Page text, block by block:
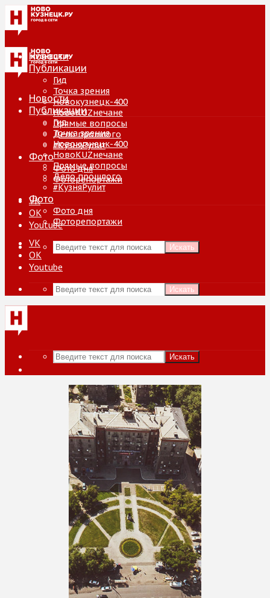
Новости
Публикации
Гид
Точка зрения
Новокузнецк-400
НовоKUZнечане
Прямые вопросы
Дело прошлого
#КузняРулит
Фото
Фото дня
Фоторепортажи
VK
ОК
Youtube
Искать
Новости
Публикации
Гид
Точка зрения
Новокузнецк-400
НовоKUZнечане
Прямые вопросы
Дело прошлого
#КузняРулит
Фото
Фото дня
Фоторепортажи
VK
ОК
Youtube
Искать
Искать